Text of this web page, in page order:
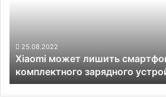
устройства
25.08.2022
Xiaomi может лишить
комплектного зарядного